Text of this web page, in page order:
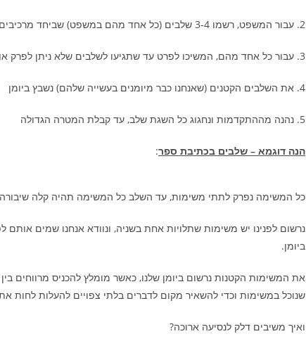
2. עבור המשפט, רשמו 3-4 שלבים (כל אחד מהם במשפט) שביחד מרכיבים את המטרה
3. עבור כל אחד מהם, המשיכו לפרט עד שתגיעו לשלבים שלא ניתן לפרק אותם
4. את השלבים הקטנים (שאנחנו כבר מיומנים בעשייה שלהם) נשבץ ביומן
5. נהנה מההתקדמות ונחגוג כל השגת שלב, עד קבלת המטרה הגדולה
הנה דוגמא – שלבים בכתיבת ספר:
כל המשימה נפרק לתתי משימות, עד השלב כל המשימה תהיה קלה שיבורה
נרשום לפנינו יש משימות שתלויות אחת בשניה, ונוודא אנחנו שמים אותם
ביומן.
את המשימות הקטנות נרשום ביומן שלנו, כאשר מומלץ להכניס מרווחים
שנוכל במשימות וכדי להשאיר מקום לדברים בלתי צפויים להעלות לחות
ואיך משיבים דלק לנסיעה ארוכה?